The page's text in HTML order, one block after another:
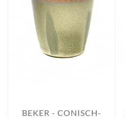
BEKER - CONISCH-